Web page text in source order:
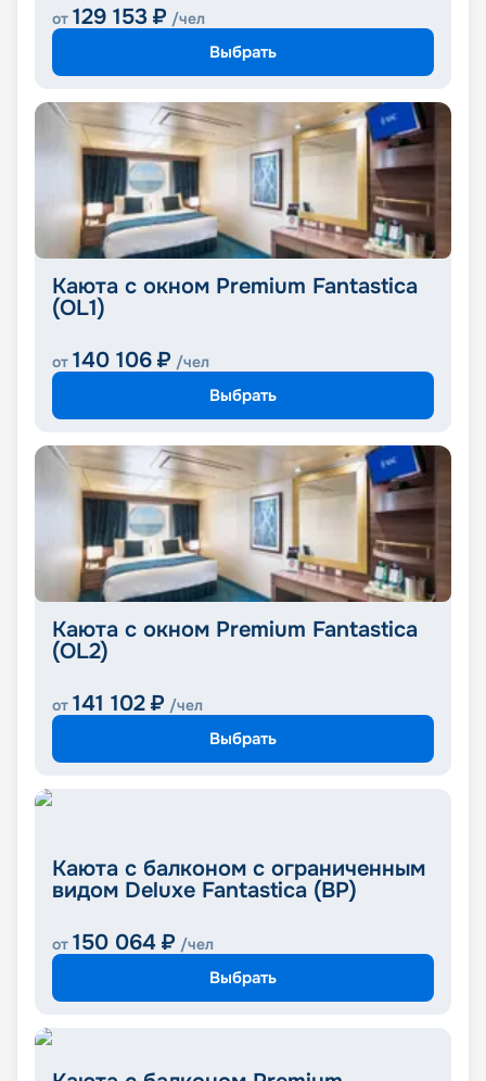
от 129 153 ₽ /чел
Выбрать
Каюта с окном Premium Fantastica
(OL1)
от 140 106 ₽ /чел
Выбрать
Каюта с окном Premium Fantastica
(OL2)
от 141 102 ₽ /чел
Выбрать
Каюта с балконом с ограниченным
видом Deluxe Fantastica (BP)
от 150 064 ₽ /чел
Выбрать